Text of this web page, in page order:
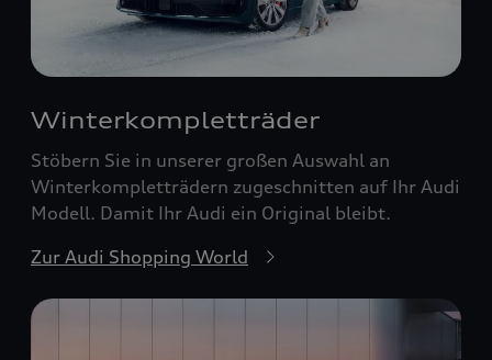
Winterkompletträder
Stöbern Sie in unserer großen Auswahl an
Winterkompletträdern zugeschnitten auf Ihr Audi
Modell. Damit Ihr Audi ein Original bleibt.
Zur Audi Shopping World